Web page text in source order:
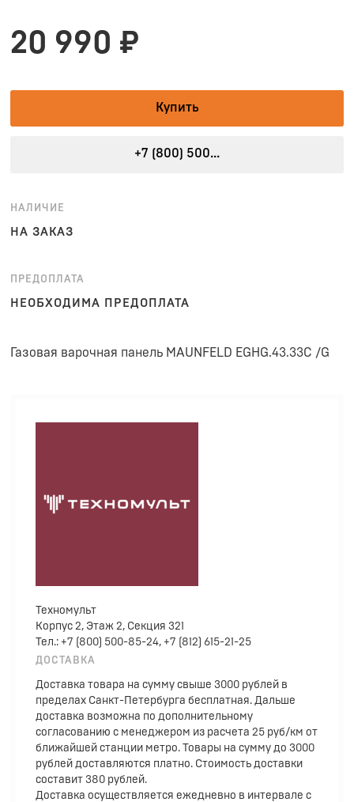
20 990 ₽
Купить
+7 (800) 500...
НАЛИЧИЕ
НА ЗАКАЗ
ПРЕДОПЛАТА
НЕОБХОДИМА ПРЕДОПЛАТА
Газовая варочная панель MAUNFELD EGHG.43.33C /G
Техномульт
Корпус 2, Этаж 2, Секция 321
Тел.: +7 (800) 500-85-24, +7 (812) 615-21-25
ДОСТАВКА
Доставка товара на сумму свыше 3000 рублей в
пределах Санкт-Петербурга бесплатная. Дальше
доставка возможна по дополнительному
согласованию с менеджером из расчета 25 руб/км от
ближайшей станции метро. Товары на сумму до 3000
рублей доставляются платно. Стоимость доставки
составит 380 рублей.
Доставка осуществляется ежедневно в интервале с